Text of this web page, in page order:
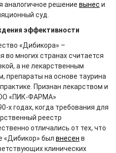
аналогичное решение вынес и
суд.
эффективности
«Дибикора» –
во многих странах считается
а не лекарственным
препараты на основе таурина
Признан лекарством и
«ПИК-ФАРМА»
х годах, когда требования для
реестр
отличались от тех, что
«Дибикор» был внесен в
клинических